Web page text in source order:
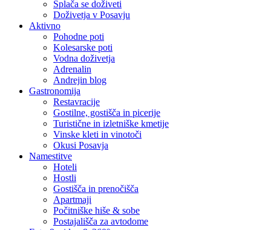
Splača se doživeti
Doživetja v Posavju
Aktivno
Pohodne poti
Kolesarske poti
Vodna doživetja
Adrenalin
Andrejin blog
Gastronomija
Restavracije
Gostilne, gostišča in picerije
Turistične in izletniške kmetije
Vinske kleti in vinotoči
Okusi Posavja
Namestitve
Hoteli
Hostli
Gostišča in prenočišča
Apartmaji
Počitniške hiše & sobe
Postajališča za avtodome